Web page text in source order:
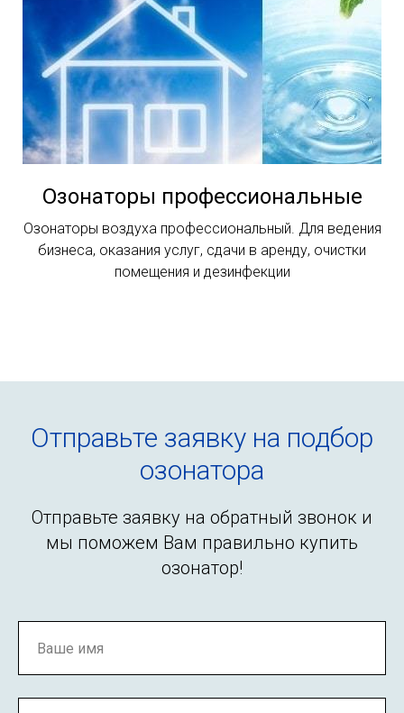
Озонаторы профессиональные
Озонаторы воздуха профессиональный. Для ведения
бизнеса, оказания услуг, сдачи в аренду, очистки
помещения и дезинфекции
Отправьте заявку на подбор
озонатора
Отправьте заявку на обратный звонок и
мы поможем Вам правильно купить
озонатор!